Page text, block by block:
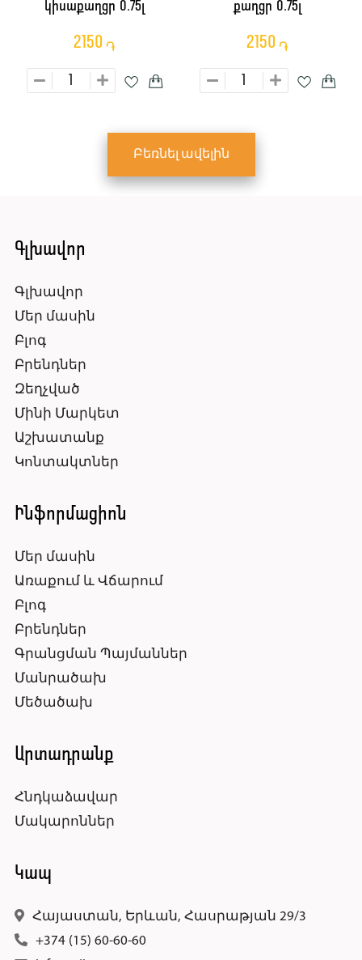
կիսաքաղցր 0.75լ
2150 ֏
քաղցր 0.75լ
2150 ֏
Բեռնել ավելին
Գլխավոր
Գլխավոր
Մեր մասին
Բլոգ
Բրենդներ
Զեղչված
Մինի Մարկետ
Աշխատանք
Կոնտակտներ
Ինֆորմացիոն
Մեր մասին
Առաքում և Վճարում
Բլոգ
Բրենդներ
Գրանցման Պայմաններ
Մանրածախ
Մեծածախ
Արտադրանք
Հնդկաձավար
Մակարոններ
Կապ
Հայաստան, Երևան, Հասրաթյան 29/3
+374 (15) 60-60-60